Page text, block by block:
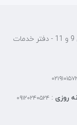
بلوار امام جعفرصادق علیه السلام - نبش 9 و 11 - دفتر خدمات
روزی :۰۹۱۲۰۲۴۰۵۲۴